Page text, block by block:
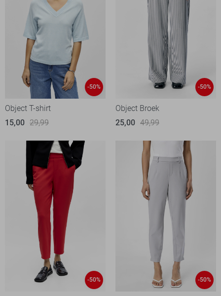
-50%
Object T-shirt
15,00 29,99
-50%
Object Broek
25,00 49,99
-50% -50%